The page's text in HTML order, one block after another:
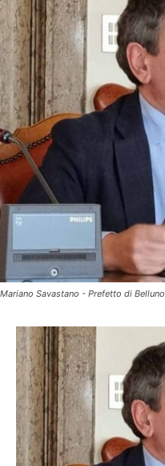
Mariano Savastano - Prefetto di Belluno